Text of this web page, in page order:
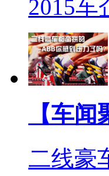
2015车
【车闻
二线豪